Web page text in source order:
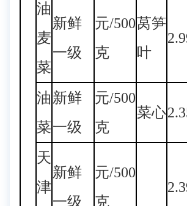
油
麦
菜
新鲜
一级
元/500
克
莴笋
叶
油
菜
新鲜
一级
元/500
克
菜心
天
津
新鲜
一级
元/500
克